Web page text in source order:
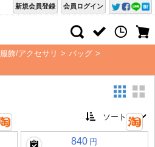
会員ログイン
新規会員登録
服飾/アクセサリ > バッグ >
840 円